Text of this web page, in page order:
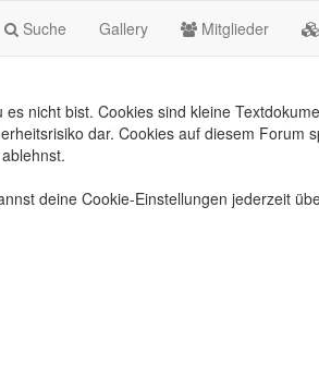
Suche Gallery Mitglieder
nicht bist. Cookies sind kleine
dar. Cookies auf diesem Forum
deine Cookie-Einstellungen jederzeit